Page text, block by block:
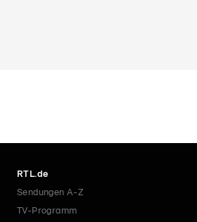
RTL.de
Sendungen A-Z
TV-Programm